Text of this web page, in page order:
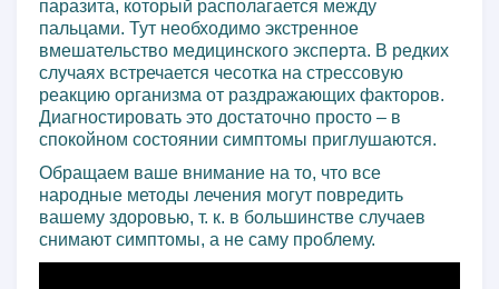
паразита, который располагается между
пальцами. Тут необходимо экстренное
вмешательство медицинского эксперта. В редких
случаях встречается чесотка на стрессовую
реакцию организма от раздражающих факторов.
Диагностировать это достаточно просто – в
спокойном состоянии симптомы приглушаются.
Обращаем ваше внимание на то, что все
народные методы лечения могут повредить
вашему здоровью, т. к. в большинстве случаев
снимают симптомы, а не саму проблему.